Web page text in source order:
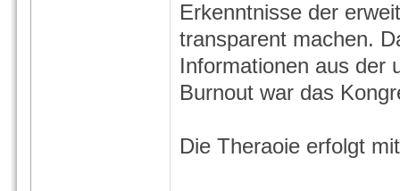
Erkenntnisse der
transparent machen.
Informationen aus der
Burnout war das
Die Theraoie erfolgt